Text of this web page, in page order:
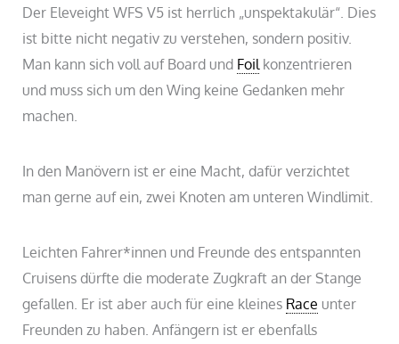
Der Eleveight WFS V5 ist herrlich „unspektakulär“. Dies
ist bitte nicht negativ zu verstehen, sondern positiv.
Man kann sich voll auf Board und Foil konzentrieren
und muss sich um den Wing keine Gedanken mehr
machen.
In den Manövern ist er eine Macht, dafür verzichtet
man gerne auf ein, zwei Knoten am unteren Windlimit.
Leichten Fahrer*innen und Freunde des entspannten
Cruisens dürfte die moderate Zugkraft an der Stange
gefallen. Er ist aber auch für eine kleines Race unter
Freunden zu haben. Anfängern ist er ebenfalls